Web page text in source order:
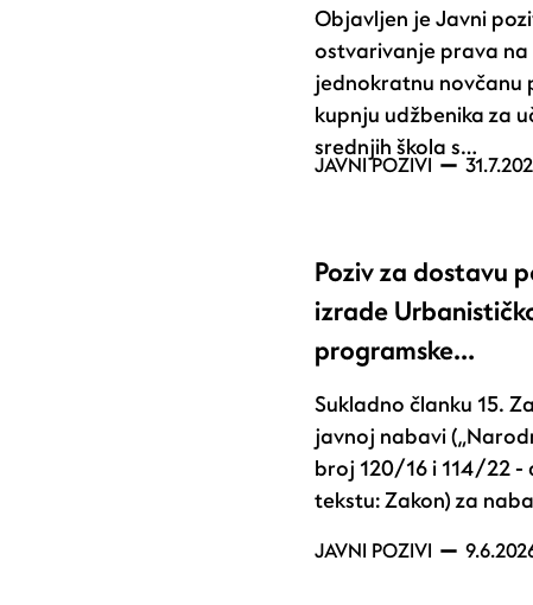
Objavljen je Javni
ostvarivanje prava na
jednokratnu novčanu
kupnju udžbenika za
srednjih škola s…
JAVNI POZIVI
Poziv za dostavu
izrade
programske…
Sukladno članku 15.
javnoj nabavi
broj 120/16 i 114/22 -
tekstu: Zakon) za
JAVNI POZIVI